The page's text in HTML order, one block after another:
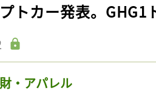
トカー発表。GHG1
・アパレル